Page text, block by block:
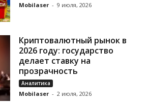
Mobilaser - 9 июля, 2026
Криптовалютный рынок в
2026 году: государство
делает ставку на
прозрачность
Аналитика
Mobilaser - 2 июля, 2026